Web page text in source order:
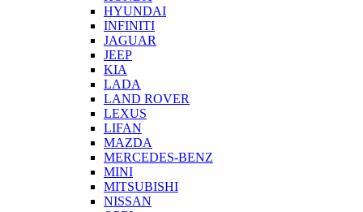
HYUNDAI
INFINITI
JAGUAR
JEEP
KIA
LADA
LAND ROVER
LEXUS
LIFAN
MAZDA
MERCEDES-BENZ
MINI
MITSUBISHI
NISSAN